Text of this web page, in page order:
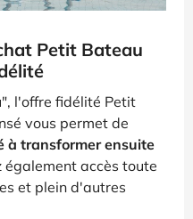
Petit Bateau
l'offre fidélité Petit
vous permet de
à transformer ensuite
également accès toute
et plein d'autres